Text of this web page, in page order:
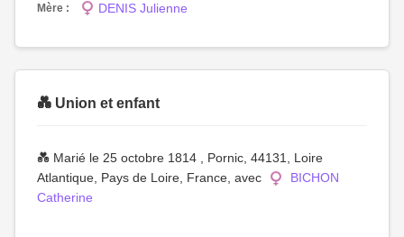
Mère :
DENIS Julienne
💑 Union et enfant
💑 Marié le 25 octobre 1814 , Pornic, 44131, Loire
Atlantique, Pays de Loire, France, avec
BICHON
Catherine